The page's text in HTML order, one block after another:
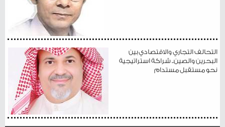
التحالف التجاري والاقتصادي بين
البحرين والصين.. شراكة استراتيجية
نحو مستقبل مستدام